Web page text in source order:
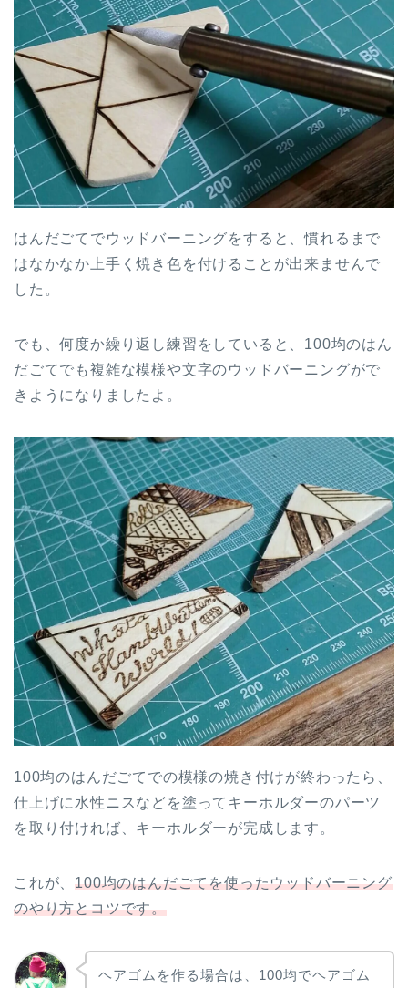
はんだごてでウッドバーニングをすると、慣れるまで
はなかなか上手く焼き色を付けることが出来ませんで
した。
でも、何度か繰り返し練習をしていると、100均のはん
だごてでも複雑な模様や文字のウッドバーニングがで
きようになりましたよ。
100均のはんだごてでの模様の焼き付けが終わったら、
仕上げに水性ニスなどを塗ってキーホルダーのパーツ
を取り付ければ、キーホルダーが完成します。
これが、100均のはんだごてを使ったウッドバーニング
のやり方とコツです。
ヘアゴムを作る場合は、100均でヘアゴム